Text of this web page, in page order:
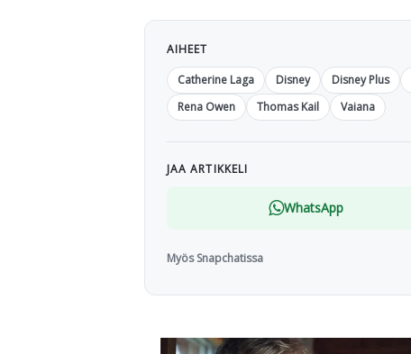
AIHEET
Catherine Laga
Disney Disney Plus
Rena Owen
Thomas Kail Vaiana
JAA ARTIKKELI
WhatsApp
Myös Snapchatissa